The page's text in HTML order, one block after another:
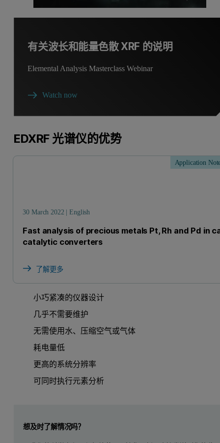
有关波长和能量色散 XRF 的说明
Elemental Analysis Masterclass Webinar
Watch now
EDXRF 光谱仪的优势
Application
30 March 2022 | English
Fast analysis of precious metals Pt, Rh and Pd in
catalytic converters
了解更多
小巧紧凑的仪器设计
几乎不需要维护
无需使用水、压缩空气或气体
耗电量低
更高的系统分辨率
可同时执行元素分析
想及时了解情况吗？